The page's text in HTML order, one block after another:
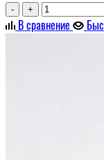
- +
В сравнение